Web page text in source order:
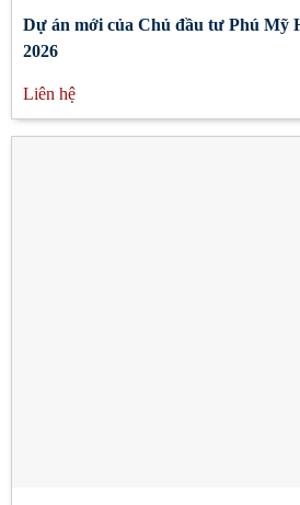
Dự án mới của Chủ đầu tư Phú Mỹ
2026
Liên hệ